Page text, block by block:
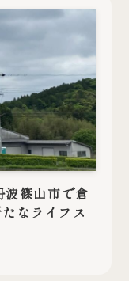
波篠山市で倉
なライフス